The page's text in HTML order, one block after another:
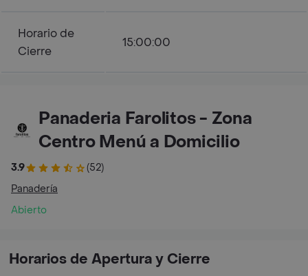
Horario de
Cierre
15:00:00
Panaderia Farolitos - Zona
Centro Menú a Domicilio
3.9
(52)
Panadería
Abierto
Horarios de Apertura y Cierre